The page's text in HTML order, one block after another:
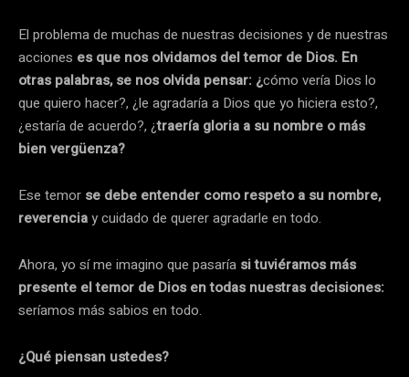
El problema de muchas de nuestras decisiones y de nuestras
acciones es que nos olvidamos del temor de Dios. En
otras palabras, se nos olvida pensar: ¿cómo vería Dios lo
que quiero hacer?, ¿le agradaría a Dios que yo hiciera esto?,
¿estaría de acuerdo?, ¿traería gloria a su nombre o más
bien vergüenza?
Ese temor se debe entender como respeto a su nombre,
reverenciay cuidado de querer agradarle en todo.
Ahora, yo sí me imagino que pasaría si tuviéramos más
presente el temor de Dios en todas nuestras decisiones:
seríamos más sabios en todo.
¿Qué piensan ustedes?